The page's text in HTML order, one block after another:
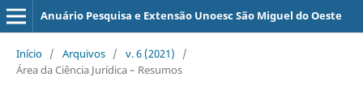
Anuário Pesquisa e Extensão Unoesc São Miguel do Oeste
Início / Arquivos / v. 6 (2021)
/
Área da Ciência Jurídica – Resumos